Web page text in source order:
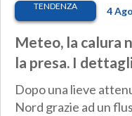
TENDENZA 4
Meteo, la calura
la presa. I dettagli
Dopo una lieve
Nord grazie ad un